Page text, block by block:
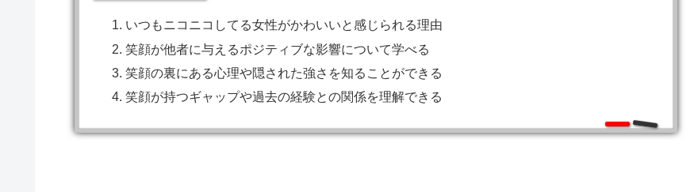
いつもニコニコしてる女性がかわいいと感じられる理由
笑顔が他者に与えるポジティブな影響について学べる
笑顔の裏にある心理や隠された強さを知ることができる
笑顔が持つギャップや過去の経験との関係を理解できる